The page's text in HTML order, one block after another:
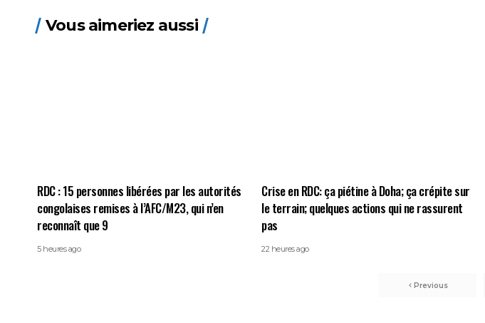
Vous aimeriez aussi
RDC : 15 personnes libérées par les autorités
congolaises remises à l’AFC/M23, qui n’en
reconnaît que 9
5 heures ago
Crise en RDC: ça piétine à Doha; ça crépite sur
le terrain; quelques actions qui ne rassurent
pas
22 heures ago
Previous